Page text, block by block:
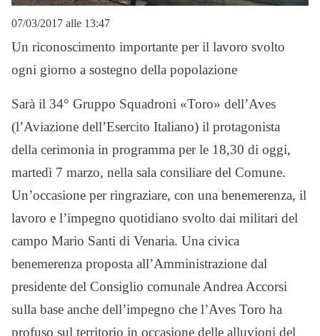
07/03/2017 alle 13:47
Un riconoscimento importante per il lavoro svolto
ogni giorno a sostegno della popolazione
Sarà il 34° Gruppo Squadroni «Toro» dell’Aves
(l’Aviazione dell’Esercito Italiano) il protagonista
della cerimonia in programma per le 18,30 di oggi,
martedì 7 marzo, nella sala consiliare del Comune.
Un’occasione per ringraziare, con una benemerenza, il
lavoro e l’impegno quotidiano svolto dai militari del
campo Mario Santi di Venaria. Una civica
benemerenza proposta all’Amministrazione dal
presidente del Consiglio comunale Andrea Accorsi
sulla base anche dell’impegno che l’Aves Toro ha
profuso sul territorio in occasione delle alluvioni del